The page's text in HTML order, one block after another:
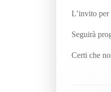
L’invito
Seguirà
Certi che